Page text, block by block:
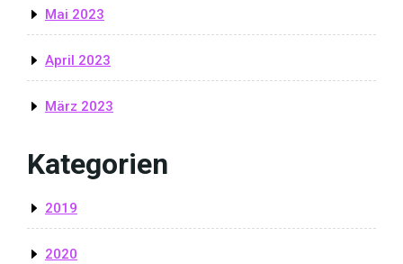
Mai 2023
April 2023
März 2023
Kategorien
2019
2020